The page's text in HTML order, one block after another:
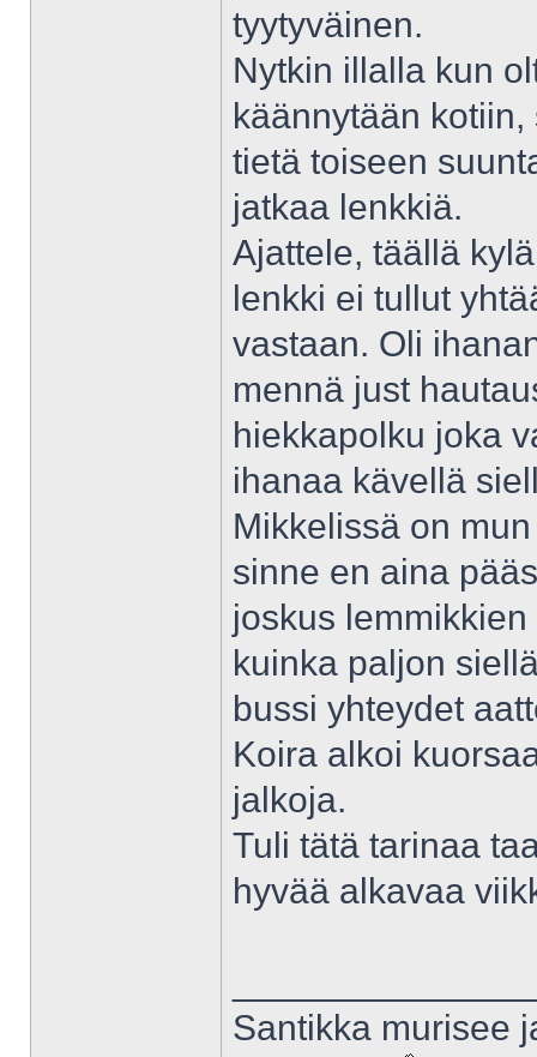
tyytyväinen.
Nytkin illalla kun
käännytään
tietä toiseen
jatkaa lenkkiä.
Ajattele, täällä
lenkki ei tullut
vastaan. Oli
mennä just
hiekkapolku joka
ihanaa kävellä
Mikkelissä on
sinne en aina
joskus
kuinka paljon
bussi yhteydet
Koira alkoi
jalkoja.
Tuli tätä tarinaa
hyvää alkavaa
Santikka murisee